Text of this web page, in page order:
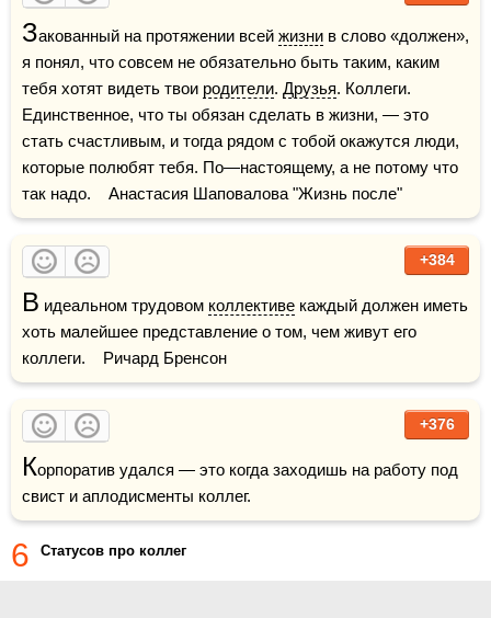
Закованный на протяжении всей жизни в слово «должен»,
я понял, что совсем не обязательно быть таким, каким
тебя хотят видеть твои родители. Друзья. Коллеги.
Единственное, что ты обязан сделать в жизни, — это
стать счастливым, и тогда рядом с тобой окажутся люди,
которые полюбят тебя. По—настоящему, а не потому что
так надо.    Анастасия Шаповалова "Жизнь после"
+384
В идеальном трудовом коллективе каждый должен иметь
хоть малейшее представление о том, чем живут его
коллеги.    Ричард Бренсон
+376
Корпоратив удался — это когда заходишь на работу под
свист и аплодисменты коллег.
6 Статусов про коллег